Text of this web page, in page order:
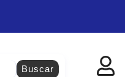
Buscar